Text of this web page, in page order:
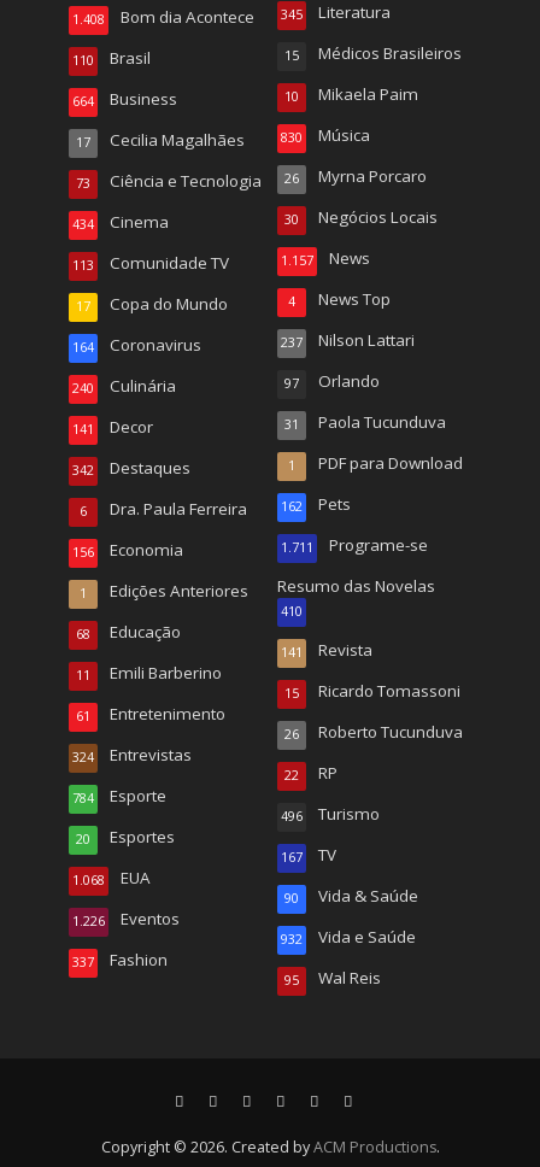
Bom dia Acontece
1.408
Brasil
110
Business
664
Cecilia Magalhães
17
Ciência e Tecnologia
73
Cinema
434
Comunidade TV
113
Copa do Mundo
17
Coronavirus
164
Culinária
240
Decor
141
Destaques
342
Dra. Paula Ferreira
6
Economia
156
Edições Anteriores
1
Educação
68
Emili Barberino
11
Entretenimento
61
Entrevistas
324
Esporte
784
Esportes
20
EUA
1.068
Eventos
1.226
Fashion
337
Literatura
345
Médicos Brasileiros
15
Mikaela Paim
10
Música
830
Myrna Porcaro
26
Negócios Locais
30
News
1.157
News Top
4
Nilson Lattari
237
Orlando
97
Paola Tucunduva
31
PDF para Download
1
Pets
162
Programe-se
1.711
Resumo das Novelas
410
Revista
141
Ricardo Tomassoni
15
Roberto Tucunduva
26
RP
22
Turismo
496
TV
167
Vida & Saúde
90
Vida e Saúde
932
Wal Reis
95
Copyright © 2026. Created byACM Productions.